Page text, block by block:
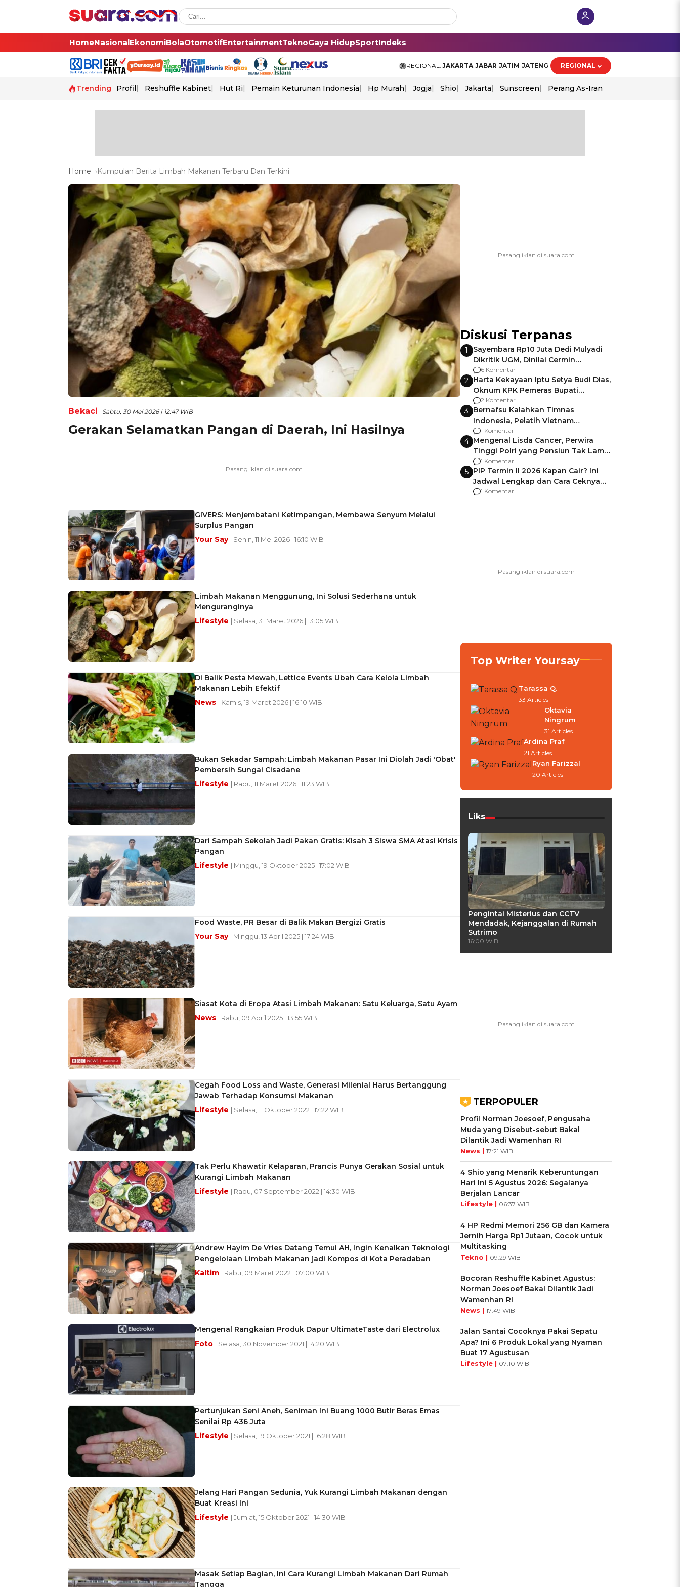
HomeNasionalEkonomiBolaOtomotifEntertainmentTeknoGaya HidupSportIndeks
REGIONAL: JAKARTA JABAR JATIM JATENG REGIONAL
Trending Profil Reshuffle Kabinet Hut Ri Pemain Keturunan Indonesia Hp Murah Jogja Shio Jakarta Sunscreen Perang As-Iran
Home Kumpulan Berita Limbah Makanan Terbaru Dan Terkini
Bekaci Sabtu, 30 Mei 2026 | 12:47 WIB
Gerakan Selamatkan Pangan di Daerah, Ini Hasilnya
GIVERS: Menjembatani Ketimpangan, Membawa Senyum Melalui
Surplus Pangan
Your Say | Senin, 11 Mei 2026 | 16:10 WIB
Limbah Makanan Menggunung, Ini Solusi Sederhana untuk
Menguranginya
Lifestyle | Selasa, 31 Maret 2026 | 13:05 WIB
Di Balik Pesta Mewah, Lettice Events Ubah Cara Kelola Limbah
Makanan Lebih Efektif
News | Kamis, 19 Maret 2026 | 16:10 WIB
Bukan Sekadar Sampah: Limbah Makanan Pasar Ini Diolah Jadi 'Obat'
Pembersih Sungai Cisadane
Lifestyle | Rabu, 11 Maret 2026 | 11:23 WIB
Dari Sampah Sekolah Jadi Pakan Gratis: Kisah 3 Siswa SMA Atasi Krisis
Pangan
Lifestyle | Minggu, 19 Oktober 2025 | 17:02 WIB
Food Waste, PR Besar di Balik Makan Bergizi Gratis
Your Say | Minggu, 13 April 2025 | 17:24 WIB
Siasat Kota di Eropa Atasi Limbah Makanan: Satu Keluarga, Satu Ayam
News | Rabu, 09 April 2025 | 13:55 WIB
Cegah Food Loss and Waste, Generasi Milenial Harus Bertanggung
Jawab Terhadap Konsumsi Makanan
Lifestyle | Selasa, 11 Oktober 2022 | 17:22 WIB
Tak Perlu Khawatir Kelaparan, Prancis Punya Gerakan Sosial untuk
Kurangi Limbah Makanan
Lifestyle | Rabu, 07 September 2022 | 14:30 WIB
Andrew Hayim De Vries Datang Temui AH, Ingin Kenalkan Teknologi
Pengelolaan Limbah Makanan jadi Kompos di Kota Peradaban
Kaltim | Rabu, 09 Maret 2022 | 07:00 WIB
Mengenal Rangkaian Produk Dapur UltimateTaste dari Electrolux
Foto | Selasa, 30 November 2021 | 14:20 WIB
Pertunjukan Seni Aneh, Seniman Ini Buang 1000 Butir Beras Emas
Senilai Rp 436 Juta
Lifestyle | Selasa, 19 Oktober 2021 | 16:28 WIB
Jelang Hari Pangan Sedunia, Yuk Kurangi Limbah Makanan dengan
Buat Kreasi Ini
Lifestyle | Jum'at, 15 Oktober 2021 | 14:30 WIB
Masak Setiap Bagian, Ini Cara Kurangi Limbah Makanan Dari Rumah
Tangga
Diskusi Terpanas
1
Sayembara Rp10 Juta Dedi Mulyadi
Dikritik UGM, Dinilai Cermin
Gagalnya Negara Jamin Keamanan
6 Komentar
2 Harta Kekayaan Iptu Setya Budi Dias,
Oknum KPK Pemeras Bupati
Pemalang
2 Komentar
3 Bernafsu Kalahkan Timnas
Indonesia, Pelatih Vietnam
Berencana Pakai Jimat di Pakansari
1 Komentar
4 Mengenal Lisda Cancer, Perwira
Tinggi Polri yang Pensiun Tak Lama
Usai Jadi Brigjen
1 Komentar
5 PIP Termin II 2026 Kapan Cair? Ini
Jadwal Lengkap dan Cara Ceknya
agar Dana Tidak Hangus!
1 Komentar
Top Writer Yoursay
Tarassa Q.
33 Articles
Oktavia
Ningrum
31 Articles
Ardina Praf
21 Articles
Ryan Farizzal
20 Articles
Liks
Pengintai Misterius dan CCTV
Mendadak, Kejanggalan di Rumah
Sutrimo
16:00 WIB
TERPOPULER
Profil Norman Joesoef, Pengusaha
Muda yang Disebut-sebut Bakal
Dilantik Jadi Wamenhan RI
News | 17:21 WIB
4 Shio yang Menarik Keberuntungan
Hari Ini 5 Agustus 2026: Segalanya
Berjalan Lancar
Lifestyle | 06:37 WIB
4 HP Redmi Memori 256 GB dan Kamera
Jernih Harga Rp1 Jutaan, Cocok untuk
Multitasking
Tekno | 09:29 WIB
Bocoran Reshuffle Kabinet Agustus:
Norman Joesoef Bakal Dilantik Jadi
Wamenhan RI
News | 17:49 WIB
Jalan Santai Cocoknya Pakai Sepatu
Apa? Ini 6 Produk Lokal yang Nyaman
Buat 17 Agustusan
Lifestyle | 07:10 WIB